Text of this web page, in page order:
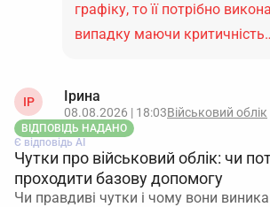
графіку, то її потрібно
випадку маючи
ІР Ірина
08.08.2026 | 18:03Військовий облік
ВІДПОВІДЬ НАДАНО
Є відповідь АІ
Чутки про військовий облік: чи
проходити базову допомогу
Чи правдиві чутки і чому вони